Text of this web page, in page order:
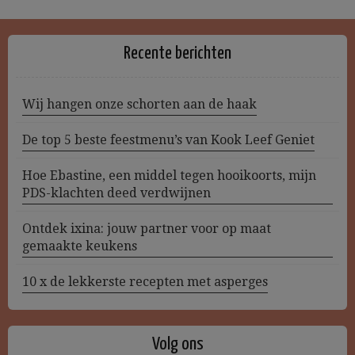
Recente berichten
Wij hangen onze schorten aan de haak
De top 5 beste feestmenu’s van Kook Leef Geniet
Hoe Ebastine, een middel tegen hooikoorts, mijn
PDS-klachten deed verdwijnen
Ontdek ixina: jouw partner voor op maat
gemaakte keukens
10 x de lekkerste recepten met asperges
Volg ons